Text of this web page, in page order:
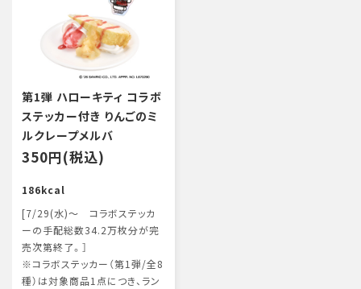
第1弾 ハローキティ コラボ
ステッカー付き りんごのミ
ルクレープメルバ
350円(税込)
186kcal
[7/29(水)～ コラボステッカ
ーの手配総数34.2万枚分が完
売次第終了。］
※コラボステッカー（第1弾/全8
種）は対象商品1点につき、ラン